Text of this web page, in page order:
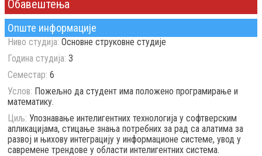
Опште информације
Ниво студија: Основне струковне студије
Година студија: 3
Семестар: 6
Услов: Пожељно да студент има положено програмирање и
математику.
Циљ: Упознавање интелигентних технологија у софтверским
апликацијама, стицање знања потребних за рад са алатима за
развој и њихову интеграцију у информационе системе, увод у
савремене трендове у области интелигентних система.
Обавештења